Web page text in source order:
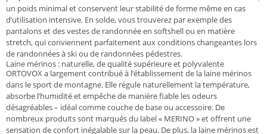
un poids minimal et conservent leur stabilité de forme même en cas
d’utilisation intensive. En solde, vous trouverez par exemple des
pantalons et des vestes de randonnée en softshell ou en matière
stretch, qui conviennent parfaitement aux conditions changeantes lors
de randonnées à ski ou de randonnées pédestres.
Laine mérinos : naturelle, de qualité supérieure et polyvalente
ORTOVOX a largement contribué à l’établissement de la laine mérinos
dans le sport de montagne. Elle régule naturellement la température,
absorbe l’humidité et empêche de manière fiable les odeurs
désagréables – idéal comme couche de base ou accessoire. De
nombreux produits sont marqués du label « MERINO » et offrent une
sensation de confort inégalable sur la peau. De plus, la laine mérinos est